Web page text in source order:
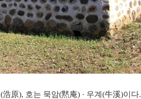
(浩原), 호는 묵암(黙庵) · 우계 (牛溪)이다.